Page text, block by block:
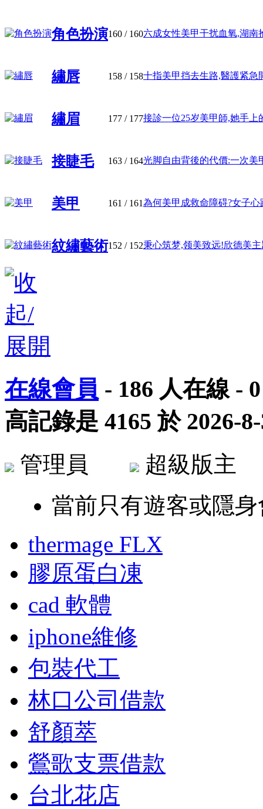
角色扮演160 / 160六成女性美甲干扰血氧,湖南
繡唇 158 / 158十指美甲挡去生路,醫護紧急
繡眉 177 / 177接診一位25岁美甲師,她手上
接睫毛 163 / 164光脚自由背後的代價:一次美
美甲 161 / 161為何美甲成救命障碍?女子心
紋繡藝術152 / 152秉心筑梦,领美致远!欣德美主
在線會員 - 186 人在線 - 0
高記錄是 4165 於 2026-
管理員
超級版
當前只有遊客或隱
thermage FLX
膠原蛋白凍
cad 軟體
iphone維修
包裝代工
林口公司借款
舒顏萃
鶯歌支票借款
台北花店